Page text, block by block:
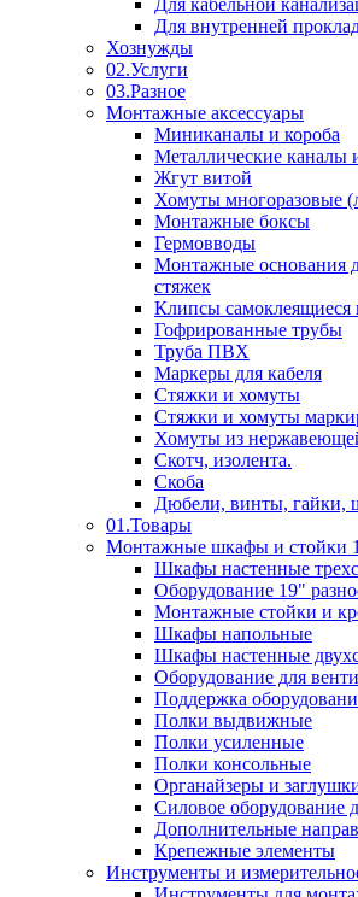
Для кабельной
Для внутренней
Хознужды
02.Услуги
03.Разное
Монтажные аксессуары
Миниканалы и короба
Металлические каналы
Жгут витой
Хомуты многоразовые
Монтажные боксы
Гермовводы
Монтажные основания
стяжек
Клипсы самоклеящиеся
Гофрированные трубы
Труба ПВХ
Маркеры для кабеля
Стяжки и хомуты
Стяжки и хомуты
Хомуты из
Скотч, изолента.
Скоба
Дюбели, винты, гайки,
01.Товары
Монтажные шкафы и стойки
Шкафы настенные
Оборудование 19"
Монтажные стойки и
Шкафы напольные
Шкафы настенные
Оборудование для
Поддержка
Полки выдвижные
Полки усиленные
Полки консольные
Органайзеры и
Силовое оборудование
Дополнительные
Крепежные элементы
Инструменты и